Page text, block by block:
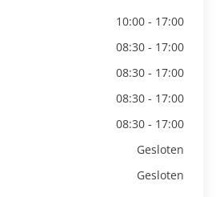
10:00 - 17:00
08:30 - 17:00
08:30 - 17:00
08:30 - 17:00
08:30 - 17:00
Gesloten
Gesloten